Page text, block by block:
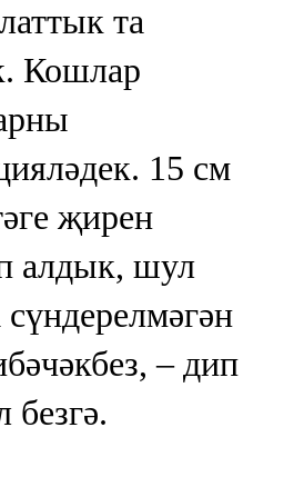
та
Кошлар
15 см
җирен
алдык, шул
сүндерелмәгән
– дип
безгә.